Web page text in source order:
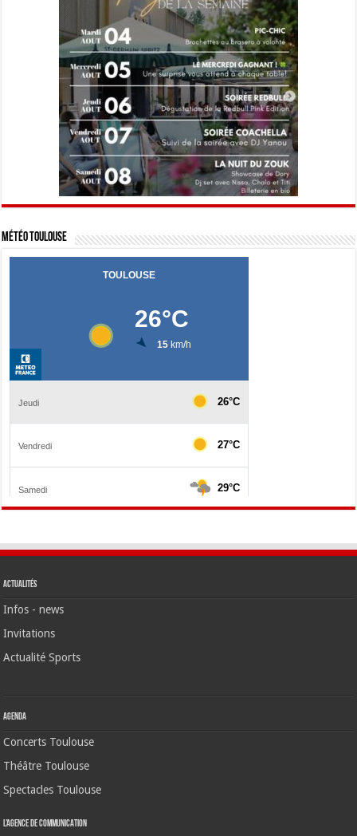
Météo Toulouse
Actualités
Infos - news
Invitations
Actualité Sports
Agenda
Concerts Toulouse
Théâtre Toulouse
Spectacles Toulouse
L’agence de communication